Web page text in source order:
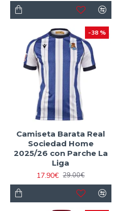
-38 %
Camiseta Barata Real
Sociedad Home
2025/26 con Parche La
Liga
17.90€ 29.00€